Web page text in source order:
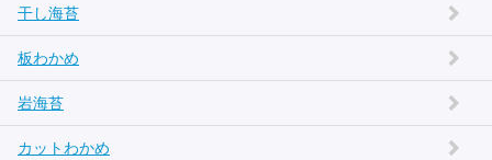
干し海苔
板わかめ
岩海苔
カットわかめ